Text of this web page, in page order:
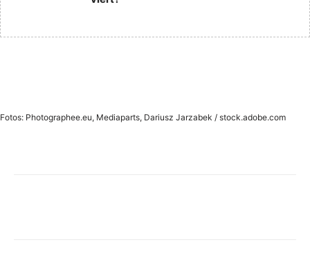
Fotos: Photographee.eu, Mediaparts, Dariusz Jarzabek / stock.adobe.com